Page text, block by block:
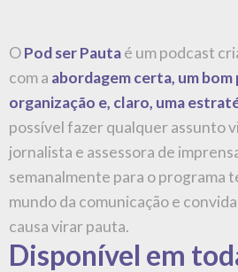
OPod ser Pautaé um podcast
com a abordagem certa, um
organização e, claro, uma
possível fazer qualquer assunto
jornalista e assessora de
semanalmente para o programa
mundo da comunicação e
causa virar pauta.
Disponível em